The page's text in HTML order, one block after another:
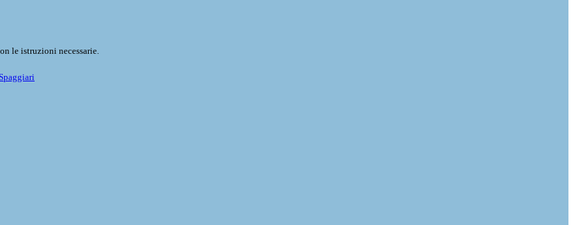
le istruzioni necessarie.